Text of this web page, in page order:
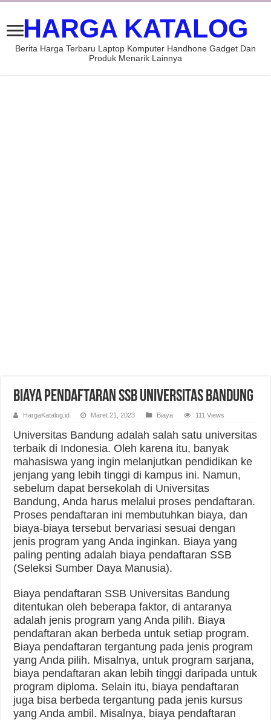
HARGA KATALOG
Berita Harga Terbaru Laptop Komputer Handhone Gadget Dan
Produk Menarik Lainnya
Biaya Pendaftaran SSB Universitas Bandung
HargaKatalog.id Maret 21, 2023 Biaya 111 Views
Universitas Bandung adalah salah satu universitas
terbaik di Indonesia. Oleh karena itu, banyak
mahasiswa yang ingin melanjutkan pendidikan ke
jenjang yang lebih tinggi di kampus ini. Namun,
sebelum dapat bersekolah di Universitas
Bandung, Anda harus melalui proses pendaftaran.
Proses pendaftaran ini membutuhkan biaya, dan
biaya-biaya tersebut bervariasi sesuai dengan
jenis program yang Anda inginkan. Biaya yang
paling penting adalah biaya pendaftaran SSB
(Seleksi Sumber Daya Manusia).
Biaya pendaftaran SSB Universitas Bandung
ditentukan oleh beberapa faktor, di antaranya
adalah jenis program yang Anda pilih. Biaya
pendaftaran akan berbeda untuk setiap program.
Biaya pendaftaran tergantung pada jenis program
yang Anda pilih. Misalnya, untuk program sarjana,
biaya pendaftaran akan lebih tinggi daripada untuk
program diploma. Selain itu, biaya pendaftaran
juga bisa berbeda tergantung pada jenis kursus
yang Anda ambil. Misalnya, biaya pendaftaran